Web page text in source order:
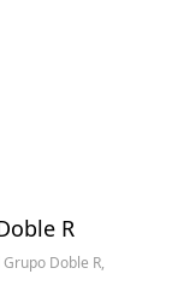
R
Doble R,